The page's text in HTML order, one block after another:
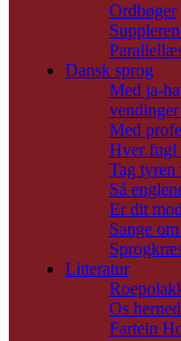
Ordbøger
Dansk sprog
Med ja-
Med
Hver fugl
Tag tyren
Så
Er dit
Sange
Litteratur
Os
Fartein